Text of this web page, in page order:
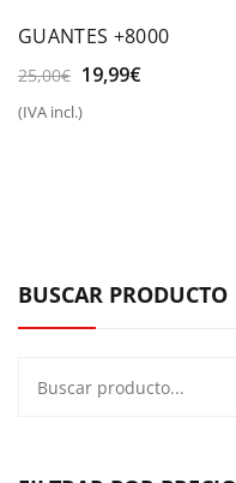
GUANTES +8000
25,00€ El
original
19,99€El
(IVA incl.)
BUSCAR PRODUCTO